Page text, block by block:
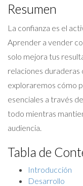
Resumen
La confianza es el
Aprender a vender
solo mejora tus
relaciones duraderas
exploraremos cómo
esenciales a través
todo mientras
audiencia.
Tabla de
Introducción
Desarrollo